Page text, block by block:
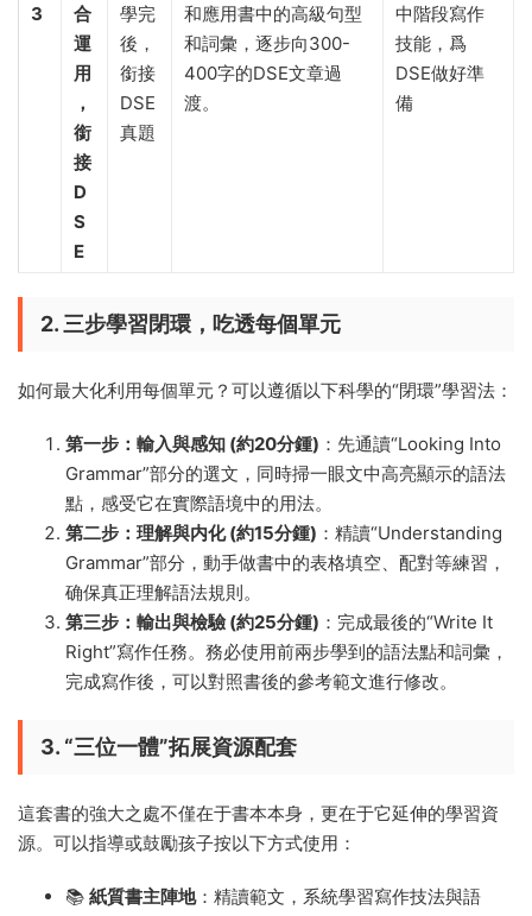
3
合
運
用
，
銜
接
D
S
E
學完
後，
銜接
DSE
真題
和應用書中的高級句型
和詞彙，逐步向300-
400字的DSE文章過
渡。
中階段寫作
技能，爲
DSE做好準
備
2. 三步學習閉環，吃透每個單元
如何最大化利用每個單元？可以遵循以下科學的“閉環”學習法：
第一步：輸入與感知 (約20分鍾) ：先通讀“Looking Into
Grammar”部分的選文，同時掃一眼文中高亮顯示的語法
點，感受它在實際語境中的用法。
第二步：理解與内化 (約15分鍾) ：精讀“Understanding
Grammar”部分，動手做書中的表格填空、配對等練習，
确保真正理解語法規則。
第三步：輸出與檢驗 (約25分鍾) ：完成最後的“Write It
Right”寫作任務。務必使用前兩步學到的語法點和詞彙，
完成寫作後，可以對照書後的參考範文進行修改。
3. “三位一體”拓展資源配套
這套書的強大之處不僅在于書本本身，更在于它延伸的學習資
源。可以指導或鼓勵孩子按以下方式使用：
📚 紙質書主陣地：精讀範文，系統學習寫作技法與語